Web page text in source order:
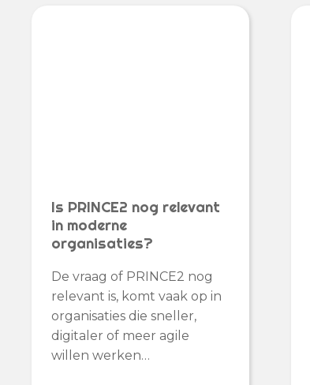
Is PRINCE2 nog relevant
in moderne
organisaties?
De vraag of PRINCE2 nog
relevant is, komt vaak op in
organisaties die sneller,
digitaler of meer agile
willen werken…